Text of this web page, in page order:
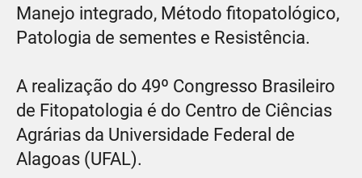
Manejo integrado, Método fitopatológico,
Patologia de sementes e Resistência.
A realização do 49º Congresso Brasileiro
de Fitopatologia é do Centro de Ciências
Agrárias da Universidade Federal de
Alagoas (UFAL).